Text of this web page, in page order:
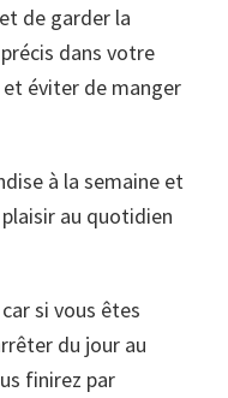
de garder la
dans votre
éviter de manger
à la semaine et
au quotidien
si vous êtes
du jour au
finirez par